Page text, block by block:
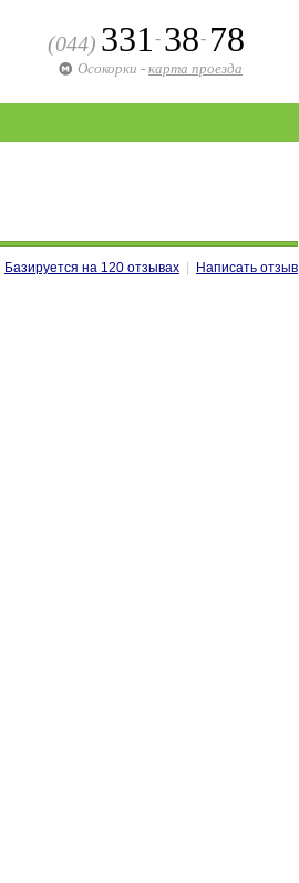
(044) 331 - 38- 78
Осокорки - карта проезда
Базируется на 120 отзывах Написать отзыв